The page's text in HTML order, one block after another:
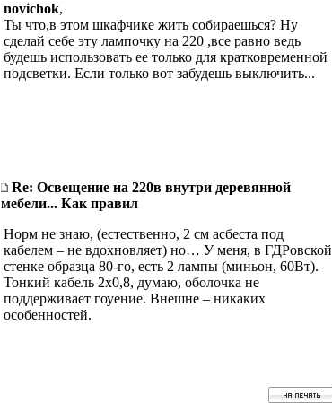
novichok,
Ты что,в этом шкафчике жить собираешься? Ну
сделай себе эту лампочку на 220 ,все равно ведь
будешь использовать ее только для кратковременной
подсветки. Если только вот забудешь выключить...
Re: Освещение на 220в внутри деревянной
мебели... Как правил
Норм не знаю, (естественно, 2 см асбеста под
кабелем – не вдохновляет) но… У меня, в ГДРовской
стенке образца 80-го, есть 2 лампы (миньон, 60Вт).
Тонкий кабель 2х0,8, думаю, оболочка не
поддерживает гоуение. Внешне – никаких
особенностей.